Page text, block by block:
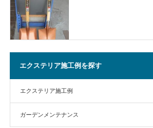
エクステリア施工例を探す
エクステリア施工例
ガーデンメンテナンス